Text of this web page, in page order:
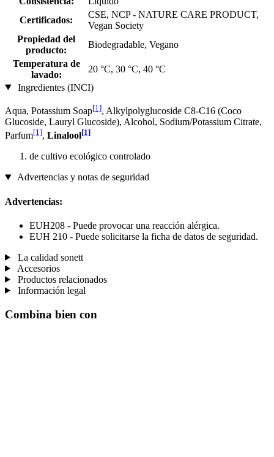
Certificados:
CSE, NCP - NATURE CARE PRODUCT,
Vegan Society
Propiedad del
producto:
Biodegradable, Vegano
Temperatura de
lavado:
20 °C, 30 °C, 40 °C
Ingredientes (INCI)
Aqua, Potassium Soap[1], Alkylpolyglucoside C8-C16 (Coco
Glucoside, Lauryl Glucoside), Alcohol, Sodium/Potassium Citrate,
Parfum[1], Linalool[1]
de cultivo ecológico controlado
Advertencias y notas de seguridad
Advertencias:
EUH208 - Puede provocar una reacción alérgica.
EUH 210 - Puede solicitarse la ficha de datos de seguridad.
La calidad sonett
Accesorios
Productos relacionados
Información legal
Combina bien con